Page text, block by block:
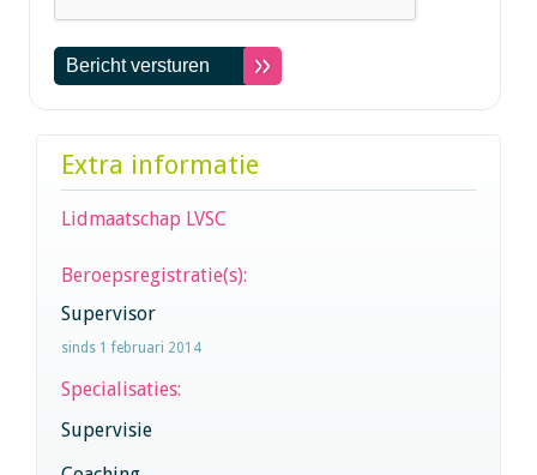
Extra informatie
Lidmaatschap LVSC
Beroepsregistratie(s):
Supervisor
sinds 1 februari 2014
Specialisaties:
Supervisie